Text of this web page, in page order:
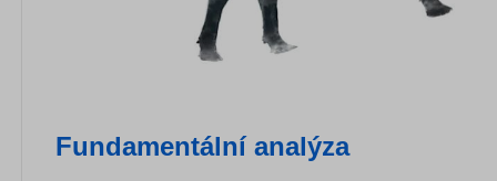
Fundamentální analýza